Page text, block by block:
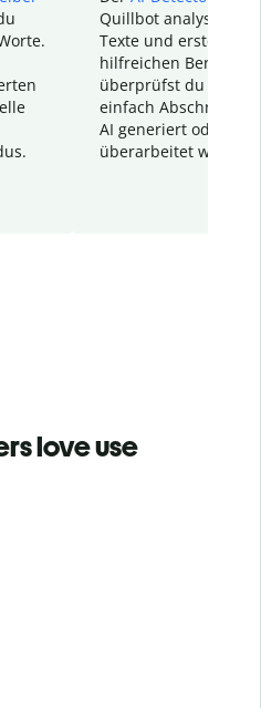
Quillbot analysiert
Texte und erstellt
hilfreichen Bericht.
überprüfst du
einfach Abschnitte,
AI generiert oder
überarbeitet wurden.
love use